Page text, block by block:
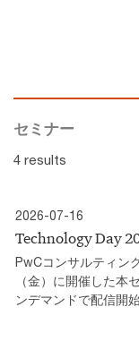
セミナー
4 results
2026-07-16
Technology Day
PwCコンサルティン
（金）に開催した本
ンデマンドで配信開